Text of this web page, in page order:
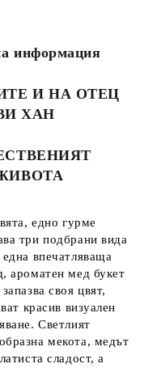
информация
И НА ОТЕЦ
ХАН
едно гурме
три подбрани вида
впечатляваща
ароматен мед букет
своя цвят,
красив визуален
Светлият
мекота, медът
сладост, а